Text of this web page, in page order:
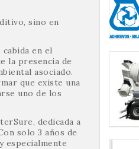
sino en
en el
la presencia de
asociado.
que existe una
uno de los
dedicada a
solo 3 años de
especialmente